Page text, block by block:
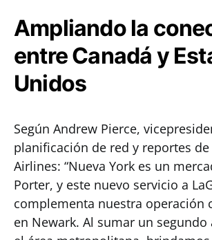
Ampliando la
entre Canadá y
Unidos
Según Andrew Pierce,
planificación de red y reportes
Airlines: “Nueva York es un
Porter, y este nuevo servicio a
complementa nuestra operación
en Newark. Al sumar un